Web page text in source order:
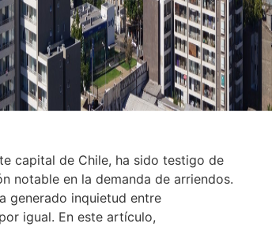
capital de Chile, ha sido testigo de
notable en la demanda de arriendos.
generado inquietud entre
igual. En este artículo,